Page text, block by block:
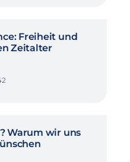
Freiheit und
Zeitalter
Warum wir uns